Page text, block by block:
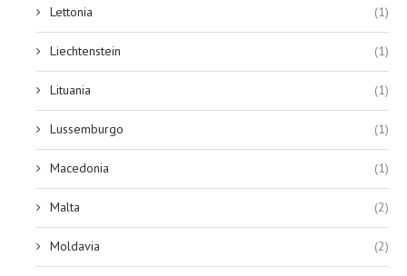
Lettonia (1)
Liechtenstein (1)
Lituania (1)
Lussemburgo (1)
Macedonia (1)
Malta (2)
Moldavia (2)